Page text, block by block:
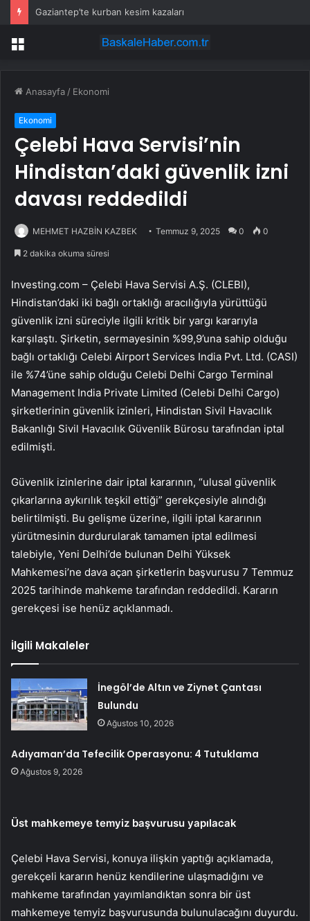
Gaziantep’te kurban kesim kazaları
Menü
Anasayfa / Ekonomi
Ekonomi
Çelebi Hava Servisi’nin
Hindistan’daki güvenlik izni
davası reddedildi
MEHMET HAZBİN KAZBEK Temmuz 9, 2025 0 0
2 dakika okuma süresi
Investing.com – Çelebi Hava Servisi A.Ş. (CLEBI),
Hindistan’daki iki bağlı ortaklığı aracılığıyla yürüttüğü
güvenlik izni süreciyle ilgili kritik bir yargı kararıyla
karşılaştı. Şirketin, sermayesinin %99,9’una sahip olduğu
bağlı ortaklığı Celebi Airport Services India Pvt. Ltd. (CASI)
ile %74’üne sahip olduğu Celebi Delhi Cargo Terminal
Management India Private Limited (Celebi Delhi Cargo)
şirketlerinin güvenlik izinleri, Hindistan Sivil Havacılık
Bakanlığı Sivil Havacılık Güvenlik Bürosu tarafından iptal
edilmişti.
Güvenlik izinlerine dair iptal kararının, “ulusal güvenlik
çıkarlarına aykırılık teşkil ettiği” gerekçesiyle alındığı
belirtilmişti. Bu gelişme üzerine, ilgili iptal kararının
yürütmesinin durdurularak tamamen iptal edilmesi
talebiyle, Yeni Delhi’de bulunan Delhi Yüksek
Mahkemesi’ne dava açan şirketlerin başvurusu 7 Temmuz
2025 tarihinde mahkeme tarafından reddedildi. Kararın
gerekçesi ise henüz açıklanmadı.
İlgili Makaleler
İnegöl’de Altın ve Ziynet Çantası
Bulundu
Ağustos 10, 2026
Adıyaman’da Tefecilik Operasyonu: 4 Tutuklama
Ağustos 9, 2026
Üst mahkemeye temyiz başvurusu yapılacak
Çelebi Hava Servisi, konuya ilişkin yaptığı açıklamada,
gerekçeli kararın henüz kendilerine ulaşmadığını ve
mahkeme tarafından yayımlandıktan sonra bir üst
mahkemeye temyiz başvurusunda bulunulacağını duyurdu.